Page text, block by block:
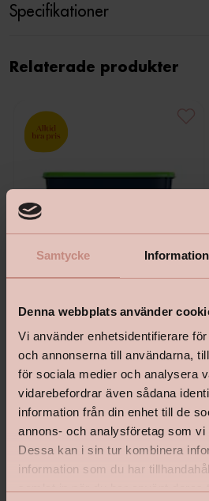
Samtycke Information
Denna webbplats använder
Vi använder enhetsidentifierare
och annonserna till användarna,
för sociala medier och analysera
vidarebefordrar även sådana
information från din enhet till de
annons- och analysföretag som vi
Dessa kan i sin tur kombinera
information som du har
Specifikationer
Relaterade produkter
Bostik Hernia Non Wovenlim
Pris från